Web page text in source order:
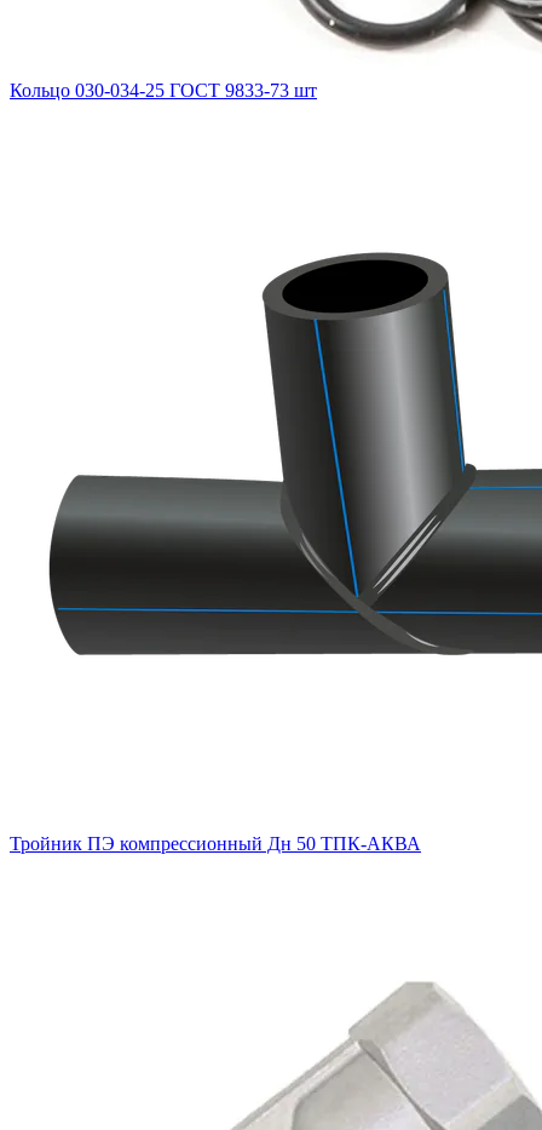
Кольцо 030-034-25 ГОСТ 9833-73 шт
Тройник ПЭ компрессионный Дн 50 ТПК-АКВА